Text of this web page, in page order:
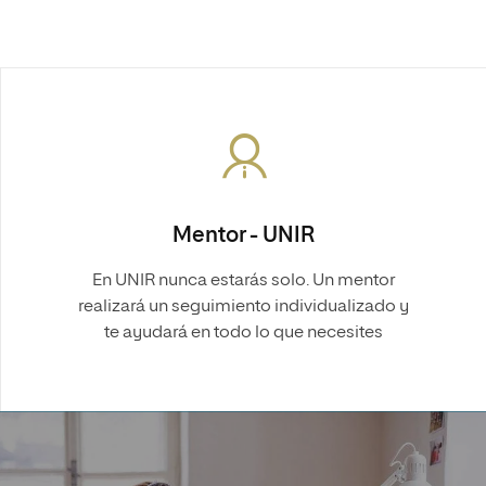
Mentor - UNIR
En UNIR nunca estarás solo. Un mentor
realizará un seguimiento individualizado y
te ayudará en todo lo que necesites